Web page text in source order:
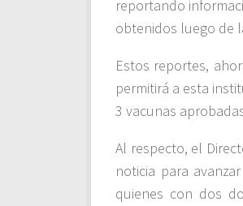
reportando
obtenidos luego de
Estos reportes,
permitirá a esta
3 vacunas
Al respecto, el
noticia para
quienes con dos